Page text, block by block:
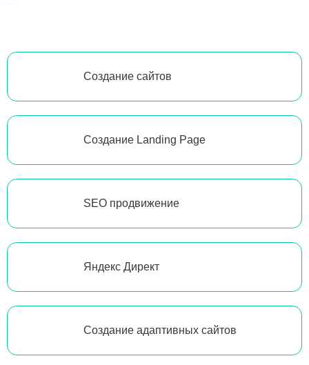
Создание сайтов
Создание Landing Page
SEO продвижение
Яндекс Директ
Создание адаптивных сайтов